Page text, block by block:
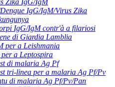
Zika IgG/IgM
IgG/IgM/Virus Zika
IgG/IgM contr'à a filariosi
di Giardia Lamblia
per a Leishmania
a Leptospira
di malaria Ag Pf
tri-linea per a malaria Ag Pf/Pv
di malaria Ag Pf/Pv/Pan